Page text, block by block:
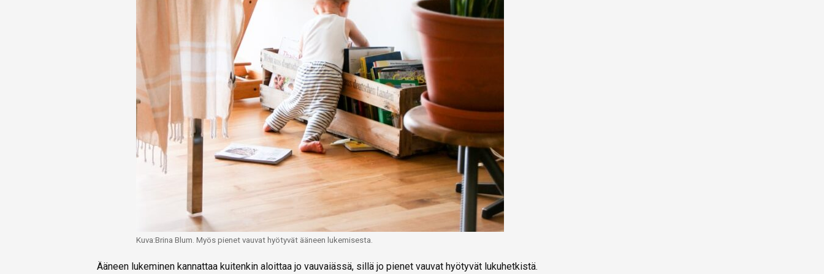
Kuva:Brina Blum. Myös pienet vauvat hyötyvät ääneen lukemisesta.
Ääneen lukeminen kannattaa kuitenkin aloittaa jo vauvaiässä, sillä jo pienet vauvat hyötyvät lukuhetkistä.